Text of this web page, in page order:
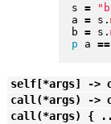
s = "
a = s .
b = s .
p a ==
self[*args] ->
call(*args) ->
call(*args) {